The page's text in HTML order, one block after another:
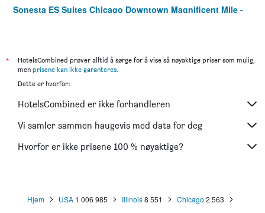
Sonesta ES Suites Chicago Downtown Magnificent Mile -
Hotel Versey Chicago Lincoln Park
Hampton Inn Chicago Downtown/Magnificent Mile
City Suites Hotel
Residence Inn by Marriott Chicago Downtown/Loop
The Willows Hotel
*
HotelsCombined prøver alltid å sørge for å vise så nøyaktige priser som mulig,
men prisene kan ikke garanteres.
Dette er hvorfor:
HotelsCombined er ikke forhandleren
Vi samler sammen haugevis med data for deg
Hvorfor er ikke prisene 100 % nøyaktige?
Hjem USA 1 006 985 Illinois 8 551 Chicago 2 563